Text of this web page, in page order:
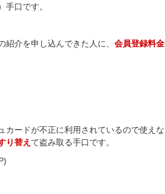
口です。
紹介を申し込んできた人に、 会員登録料金
カードが不正に利用されているので使えな
り替え て盗み取る手口です。